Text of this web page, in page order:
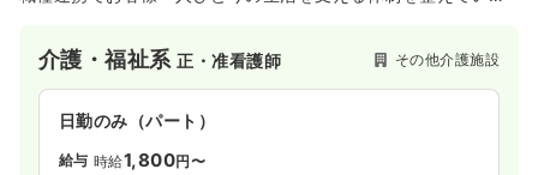
介護・福祉系正・准看護師 その他介護施設
日勤のみ（パート）
給与 時給1,800円〜